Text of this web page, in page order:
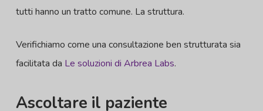
tutti hanno un tratto comune. La struttura.
Verifichiamo come una consultazione ben strutturata sia
facilitata da Le soluzioni di Arbrea Labs.
Ascoltare il paziente